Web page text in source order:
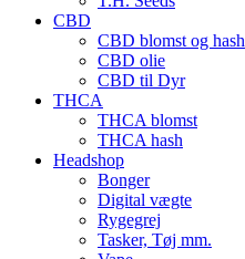
CBD
CBD blomst og hash
CBD olie
CBD til Dyr
THCA
THCA blomst
THCA hash
Headshop
Bonger
Digital vægte
Rygegrej
Tasker, Tøj mm.